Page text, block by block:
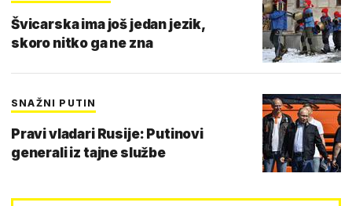
Švicarska ima još jedan jezik,
skoro nitko ga ne zna
SNAŽNI PUTIN
Pravi vladari Rusije: Putinovi
generali iz tajne službe